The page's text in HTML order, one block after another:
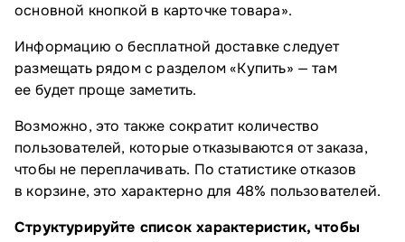
основной кнопкой в карточке товара».
Информацию о бесплатной доставке следует
размещать рядом с разделом «Купить» — там
ее будет проще заметить.
Возможно, это также сократит количество
пользователей, которые отказываются от заказа,
чтобы не переплачивать. По статистике отказов
в корзине, это характерно для 48% пользователей.
Структурируйте список характеристик, чтобы